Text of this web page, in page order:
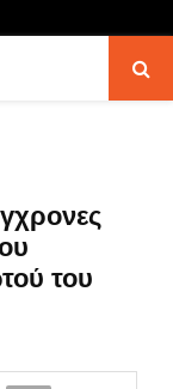
του